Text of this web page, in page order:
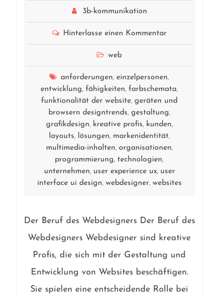
3b-kommunikation
Hinterlasse einen Kommentar
web
anforderungen,einzelpersonen,
entwicklung,fähigkeiten,farbschemata,
funktionalität der website,geräten und
browsern designtrends, gestaltung,
grafikdesign, kreative profis, kunden,
layouts, lösungen, markenidentität,
multimedia-inhalten, organisationen,
programmierung,technologien,
unternehmen, user experience ux, user
interface ui design, webdesigner, websites
Der Beruf des Webdesigners Der Beruf des
Webdesigners Webdesigner sind kreative
Profis, die sich mit der Gestaltung und
Entwicklung von Websites beschäftigen.
Sie spielen eine entscheidende Rolle bei